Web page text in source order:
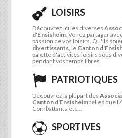
LOISIRS
Découvrez ici les diverses
d'Ensisheim . Venez partager
passion de vos loisirs. Qu'ils
divertissants , le Canton
palette d'activités loisirs sous
pendant vos temps libres.
PATRIOTIQUES
Découvrez la plupart des
Canton d'Ensisheimtelles que
Combattants,etc...
SPORTIVES